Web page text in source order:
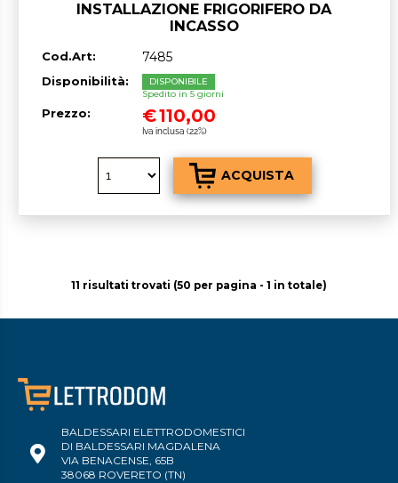
INSTALLAZIONE FRIGORIFERO DA
INCASSO
Cod.Art: 7485
Disponibilità:
DISPONIBILE
Spedito in 5 giorni
Prezzo: €110,00
Iva inclusa (22%)
11 risultati trovati (50 per pagina - 1 in totale)
BALDESSARI ELETTRODOMESTICI
DI BALDESSARI MAGDALENA
VIA BENACENSE, 65B
38068 ROVERETO (TN)